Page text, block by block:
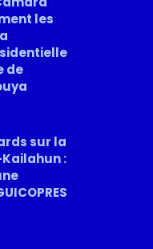
les
de
sur la
: